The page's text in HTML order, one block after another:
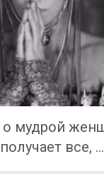
о мудрой
все, …